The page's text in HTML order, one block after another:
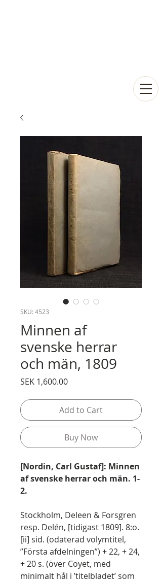
SKU: 4523
Minnen af
svenske herrar
och män, 1809
SEK 1,600.00Price
Add to Cart
Buy Now
[Nordin, Carl Gustaf]: Minnen
af svenske herrar och män. 1-
2.
Stockholm, Deleen & Forsgren
resp. Delén, [tidigast 1809]. 8:o.
[ii] sid. (odaterad volymtitel,
”Första afdelningen”) + 22, + 24,
+ 20 s. (över Coyet, med
minimalt hål i ’titelbladet’ som